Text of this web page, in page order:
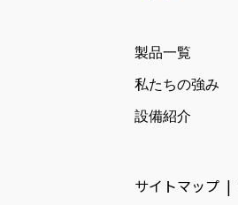
製品一覧
私たちの強み
設備紹介
サイトマップ